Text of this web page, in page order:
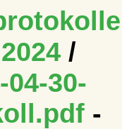
2024 /
04-30-
-